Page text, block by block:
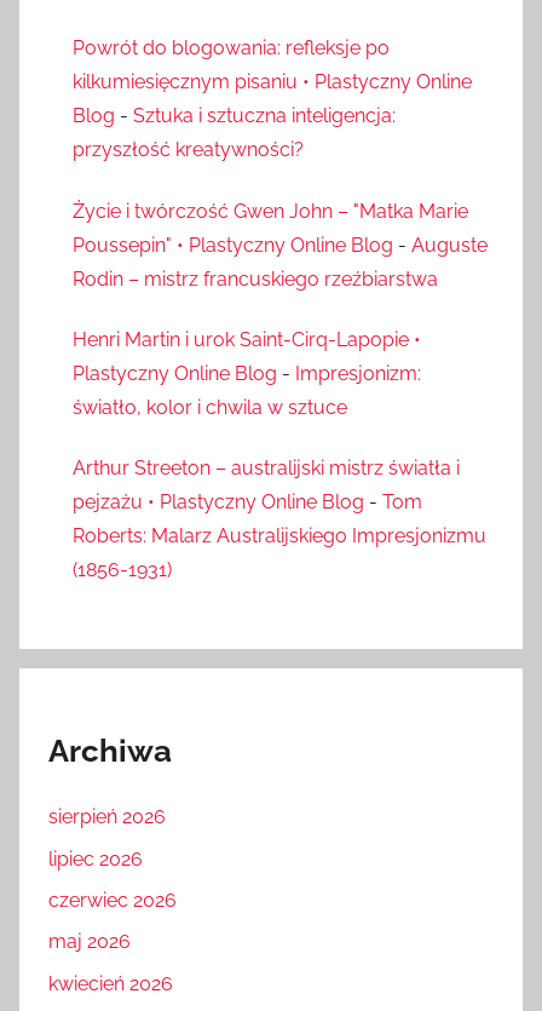
Powrót do blogowania: refleksje po
kilkumiesięcznym pisaniu • Plastyczny Online
Blog - Sztuka i sztuczna inteligencja:
przyszłość kreatywności?
Życie i twórczość Gwen John – "Matka Marie
Poussepin" • Plastyczny Online Blog - Auguste
Rodin – mistrz francuskiego rzeźbiarstwa
Henri Martin i urok Saint-Cirq-Lapopie •
Plastyczny Online Blog - Impresjonizm:
światło, kolor i chwila w sztuce
Arthur Streeton – australijski mistrz światła i
pejzażu • Plastyczny Online Blog - Tom
Roberts: Malarz Australijskiego Impresjonizmu
(1856-1931)
Archiwa
sierpień 2026
lipiec 2026
czerwiec 2026
maj 2026
kwiecień 2026